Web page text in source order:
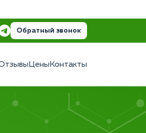
Обратный звонок
Цены Контакты